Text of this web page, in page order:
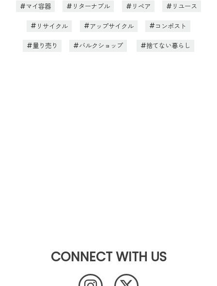
マイ容器 リターナブル リペア リユース
リサイクル アップサイクル コンポスト
量り売り バルクショップ 捨てない暮らし
CONNECT WITH US